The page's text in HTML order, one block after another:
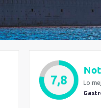
7,8
Lo